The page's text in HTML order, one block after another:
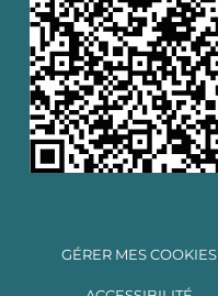
GÉRER MES COOKIES